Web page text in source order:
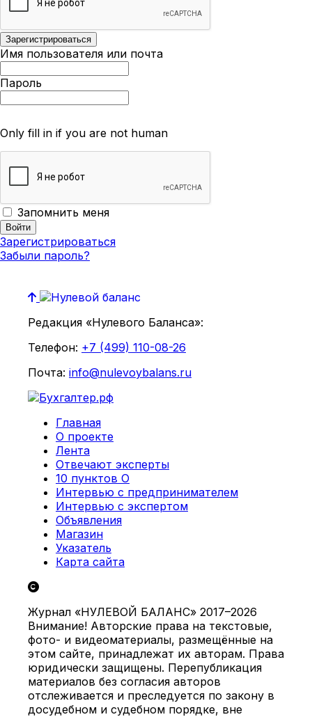
Имя пользователя или почта
Пароль
Only fill in if you are not human
Запомнить меня
Зарегистрироваться
Забыли пароль?
Редакция «Нулевого Баланса»:
Телефон: +7 (499) 110-08-26
Почта: info@nulevoybalans.ru
Главная
О проекте
Лента
Отвечают эксперты
10 пунктов О
Интервью с предпринимателем
Интервью с экспертом
Объявления
Магазин
Указатель
Карта сайта
Журнал «НУЛЕВОЙ БАЛАНС» 2017–2026
Внимание! Авторские права на текстовые,
фото- и видеоматериалы, размещённые на
этом сайте, принадлежат их авторам. Права
юридически защищены. Перепубликация
материалов без согласия авторов
отслеживается и преследуется по закону в
досудебном и судебном порядке, вне